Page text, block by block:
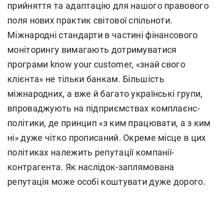
прийняття та адаптацію для нашого правового
поля нових практик світової спільноти.
Міжнародні стандарти в частині фінансового
моніторингу вимагають дотримуватися
програми know your customer, «знай свого
клієнта» не тільки банкам. Більшість
міжнародних, а вже й багато українські групи,
впроваджують на підприємствах комплаєнс-
політики, де принцип «з ким працювати, а з ким
ні» дуже чітко прописаний. Окреме місце в цих
політиках належить репутації компанії-
контрагента. Як наслідок-заплямована
репутація може особі коштувати дуже дорого.